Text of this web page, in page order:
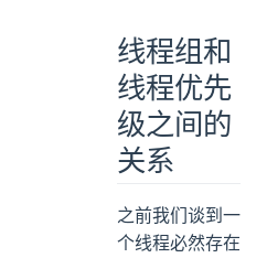
线程组和
线程优先
级之间的
关系
之前我们谈到一
个线程必然存在